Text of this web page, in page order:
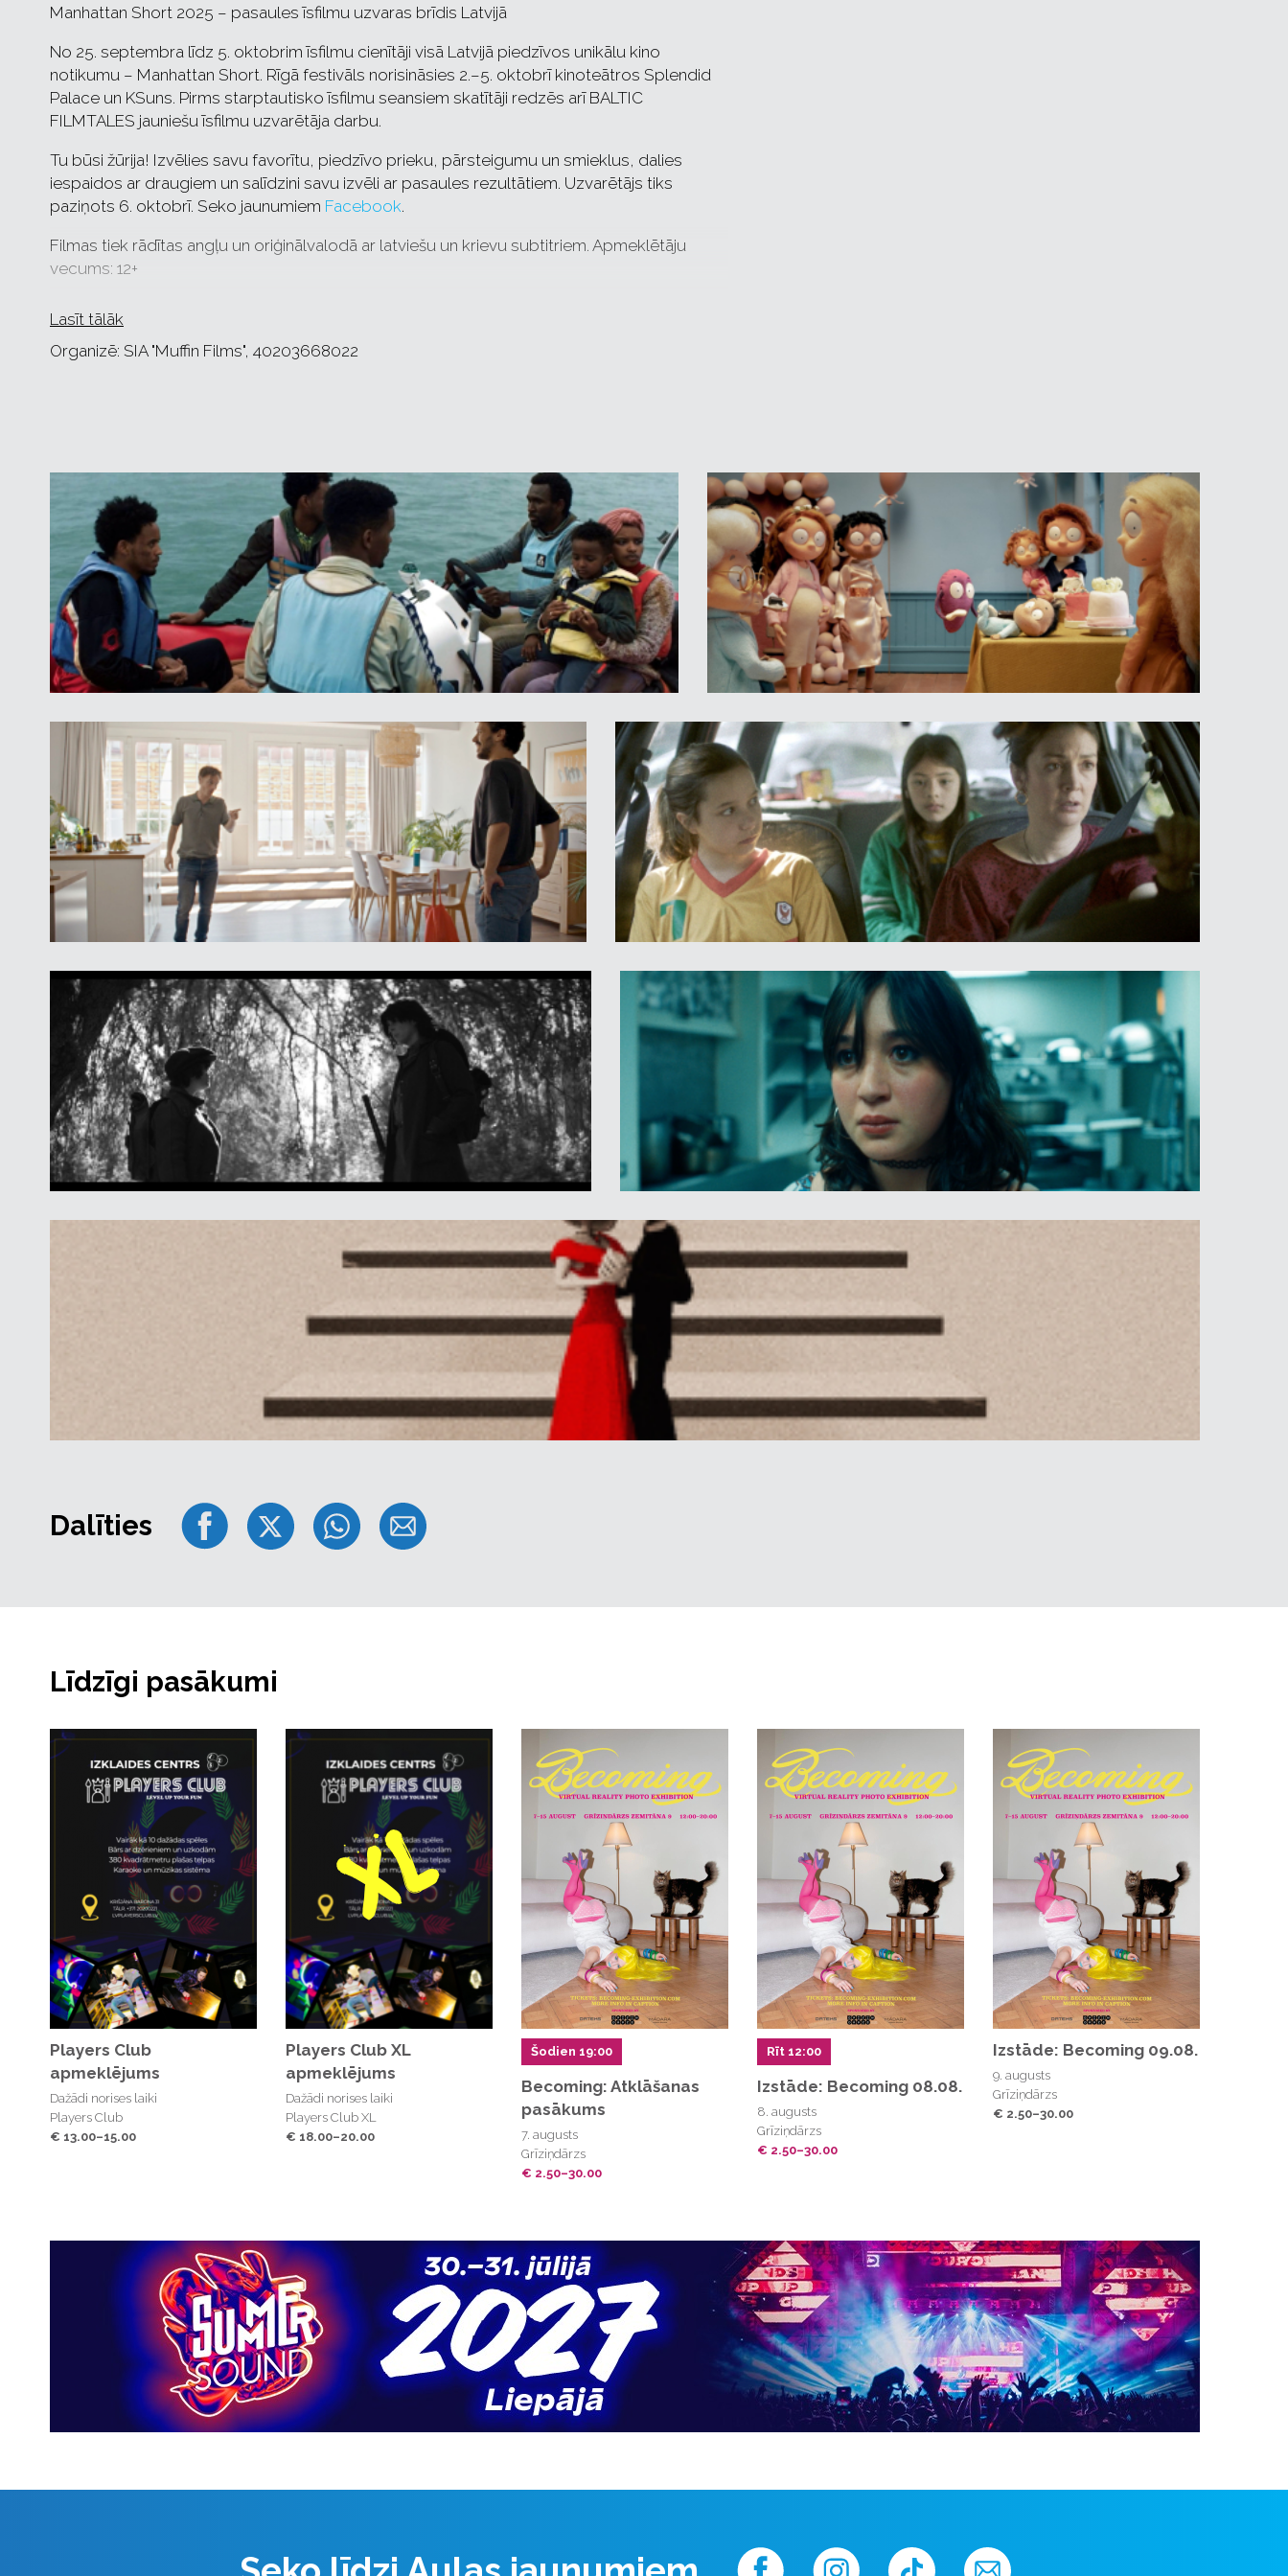
Manhattan Short 2025 – pasaules īsfilmu uzvaras brīdis Latvijā
No 25. septembra līdz 5. oktobrim īsfilmu cienītāji visā Latvijā piedzīvos unikālu kino
notikumu – Manhattan Short. Rīgā festivāls norisināsies 2.–5. oktobrī kinoteātros Splendid
Palace un KSuns. Pirms starptautisko īsfilmu seansiem skatītāji redzēs arī BALTIC
FILMTALES jauniešu īsfilmu uzvarētāja darbu.
Tu būsi žūrija! Izvēlies savu favorītu, piedzīvo prieku, pārsteigumu un smieklus, dalies
iespaidos ar draugiem un salīdzini savu izvēli ar pasaules rezultātiem. Uzvarētājs tiks
paziņots 6. oktobrī. Seko jaunumiem Facebook.
Filmas tiek rādītas angļu un oriģinālvalodā ar latviešu un krievu subtitriem. Apmeklētāju
vecums: 12+
Biļetes citās Latvijas pilsētās: kinoteātru kasēs.
Lasīt tālāk
Organizē: SIA "Muffin Films", 40203668022
Dalīties
Līdzīgi pasākumi
Players Club
apmeklējums
Dažādi norises laiki
Players Club
€ 13.00–15.00
Players Club XL
apmeklējums
Dažādi norises laiki
Players Club XL
€ 18.00–20.00
Šodien 19:00
Becoming: Atklāšanas
pasākums
7. augusts
Grīziņdārzs
€ 2.50–30.00
Rīt 12:00
Izstāde: Becoming 08.08.
8. augusts
Grīziņdārzs
€ 2.50–30.00
Izstāde: Becoming 09.08.
9. augusts
Grīziņdārzs
€ 2.50–30.00